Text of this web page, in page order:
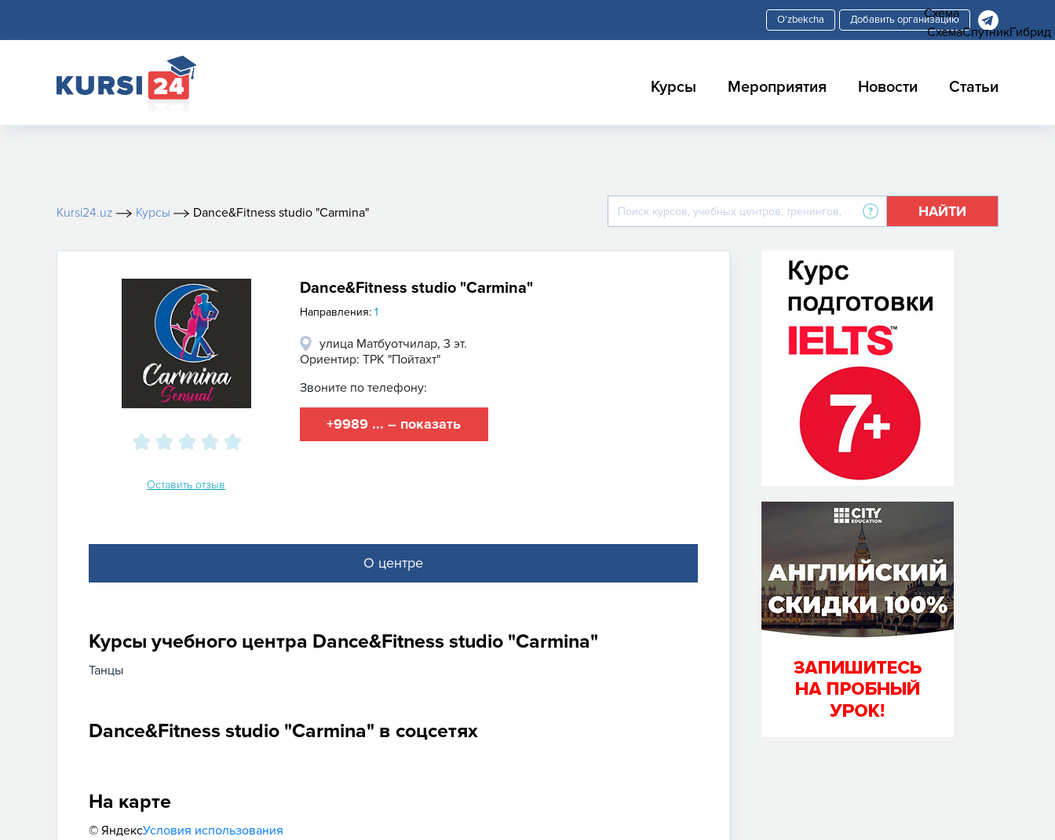
Добавить организацию
Курсы Мероприятия Новости Статьи
Kursi24.uz Курсы Dance&Fitness studio "Carmina" НАЙТИ
Оставить отзыв
Dance&Fitness studio "Carmina"
Направления: 1
улица Матбуотчилар, 3 эт.
Ориентир: ТРК "Пойтахт"
Звоните по телефону:
+9989 ... – показать
О центре
Курсы учебного центра Dance&Fitness studio "Carmina"
Танцы
Dance&Fitness studio "Carmina" в соцсетях
На карте
© ЯндексУсловия использования
Схема
СхемаСпутникГибрид